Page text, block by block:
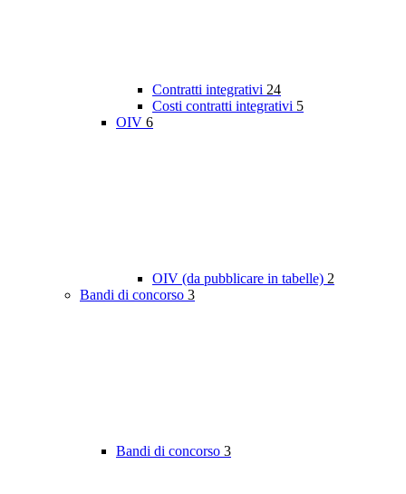
Contratti integrativi 24
Costi contratti integrativi 5
OIV 6
OIV (da pubblicare in tabelle) 2
Bandi di concorso 3
Bandi di concorso 3